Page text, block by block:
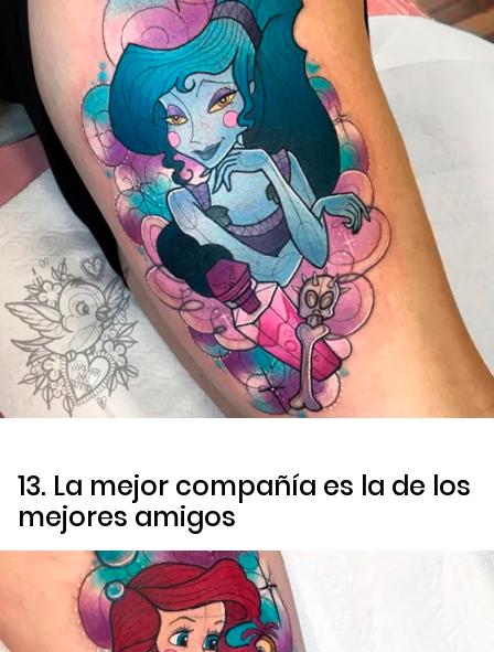
13. La mejor compañía es la de los
mejores amigos